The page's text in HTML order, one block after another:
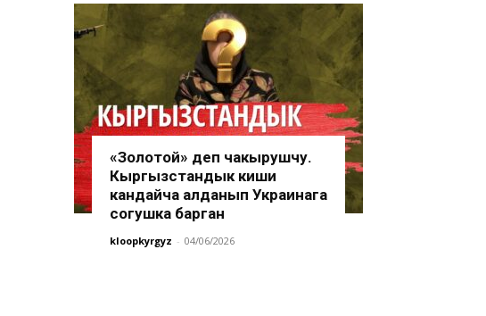
«Золотой» деп чакырушчу.
Кыргызстандык киши
кандайча алданып Украинага
согушка барган
kloopkyrgyz - 04/06/2026